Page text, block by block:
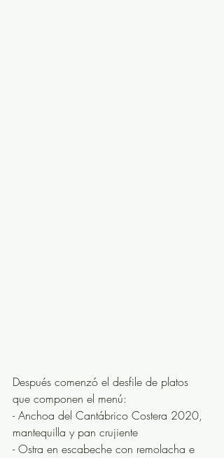
Después comenzó el desfile de platos
que componen el menú:
- Anchoa del Cantábrico Costera 2020,
mantequilla y pan crujiente
- Ostra en escabeche con remolacha e